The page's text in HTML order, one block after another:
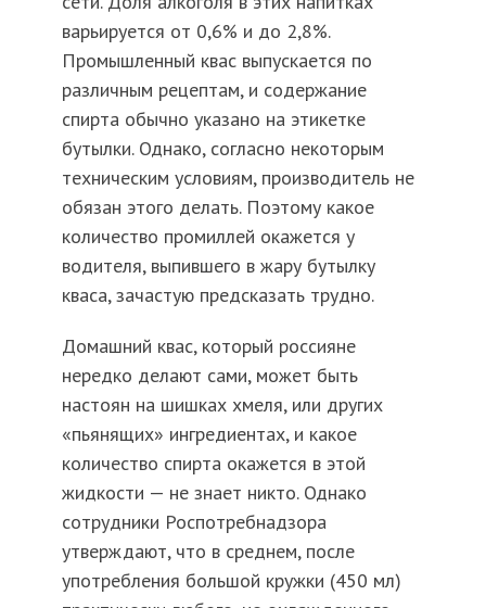
варьируется от 0,6% и до 2,8%.
Промышленный квас выпускается по
различным рецептам, и содержание
спирта обычно указано на этикетке
бутылки. Однако, согласно некоторым
техническим условиям, производитель не
обязан этого делать. Поэтому какое
количество промиллей окажется у
водителя, выпившего в жару бутылку
кваса, зачастую предсказать трудно.
Домашний квас, который россияне
нередко делают сами, может быть
настоян на шишках хмеля, или других
«пьянящих» ингредиентах, и какое
количество спирта окажется в этой
жидкости — не знает никто. Однако
сотрудники Роспотребнадзора
утверждают, что в среднем, после
употребления большой кружки (450 мл)